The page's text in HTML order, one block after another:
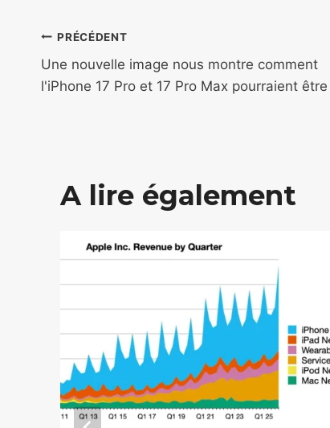
Navigation
de
PRÉCÉDENT
Une nouvelle image nous montre comment
l'iPhone 17 Pro et 17 Pro Max pourraient être
A lire également